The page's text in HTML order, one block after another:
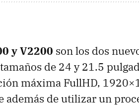
y V2200 son los dos
de 24 y 21.5
máxima FullHD,
además de utilizar un